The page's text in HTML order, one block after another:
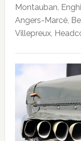
Montauban,
Angers-Marcé,
Villepreux,